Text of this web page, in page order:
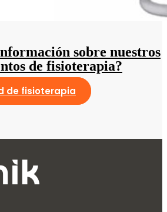
sobre nuestros
de fisioterapia?
de fisioterapia